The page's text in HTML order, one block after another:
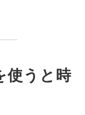
使うと時